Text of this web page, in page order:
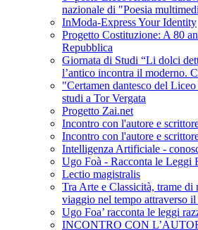
nazionale di "Poesia
InModa-Express Your Identity
Progetto Costituzione: A 80
Repubblica
Giornata di Studi “Li dolci
l’antico incontra il moderno.
"Certamen dantesco del
studi a Tor Vergata
Progetto Zai.net
Incontro con l'autore e
Incontro con l'autore e
Intelligenza Artificiale -
Ugo Foà - Racconta le Leggi
Lectio magistralis
Tra Arte e Classicità, trame di
viaggio nel tempo attraverso
Ugo Foa’ racconta le leggi
INCONTRO CON